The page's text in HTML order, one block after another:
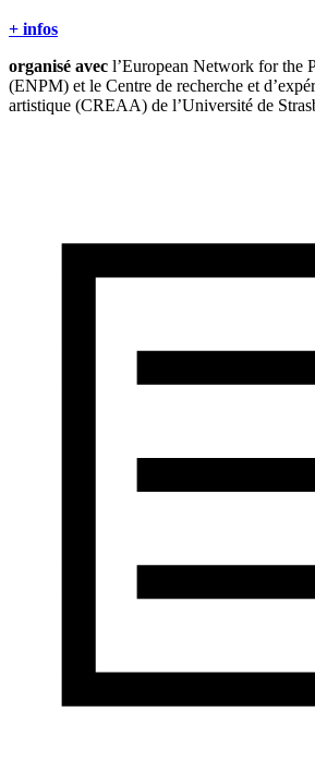
+ infos
organisé avec l’European Network for the
(ENPM) et le Centre de recherche et
artistique (CREAA) de l’Université de